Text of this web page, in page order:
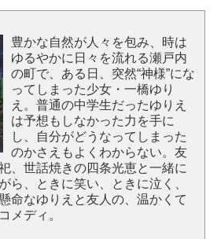
豊かな自然が人々を包み、時は
ゆるやかに日々を流れる瀬戸内
の町で、ある日、突然“神様”にな
ってしまった少女・一橋ゆり
え。普通の中学生だったゆりえ
は予想もしなかった力を手に
し、自分がどうなってしまった
のかさえもよくわからない。友
、世話焼きの四条光恵と一緒に
ら、ときに笑い、ときに泣く、
命なゆりえと友人の、温かくて
メディ。